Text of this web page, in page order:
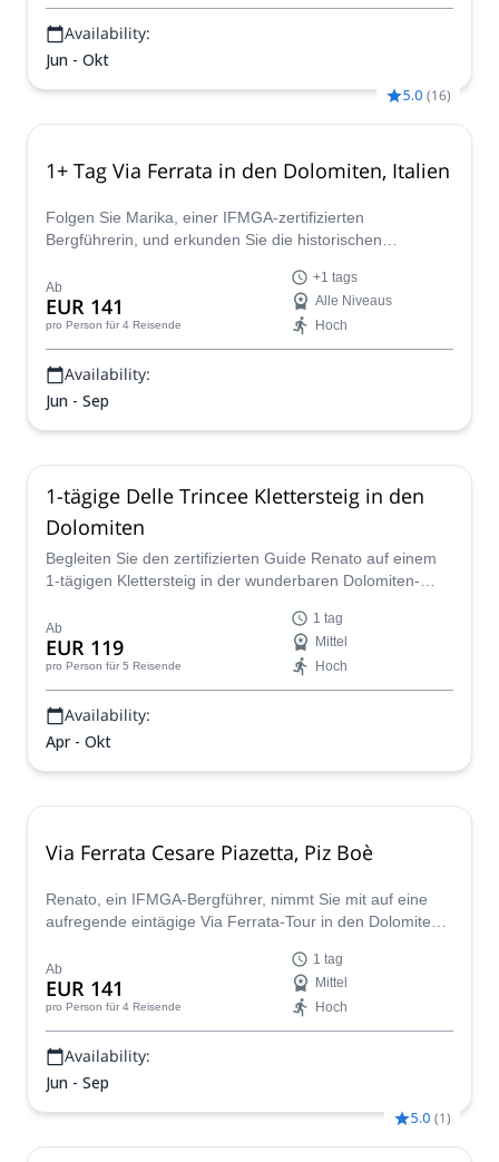
Availability:
Jun - Okt
5.0 (16)
1+ Tag Via Ferrata in den Dolomiten, Italien
Folgen Sie Marika, einer IFMGA-zertifizierten
Bergführerin, und erkunden Sie die historischen
sich ihr für einen oder mehrere Tage anschließen!
Ab
EUR 141
pro Person für 4 Reisende
+1 tags
Alle Niveaus
Hoch
Availability:
Jun - Sep
1-tägige Delle Trincee Klettersteig in den
Dolomiten
Begleiten Sie den zertifizierten Guide Renato auf einem
1-tägigen Klettersteig in der wunderbaren Dolomiten-
Ab
EUR 119
pro Person für 5 Reisende
1 tag
Mittel
Hoch
Availability:
Apr - Okt
Via Ferrata Cesare Piazetta, Piz Boè
Renato, ein IFMGA-Bergführer, nimmt Sie mit auf eine
aufregende eintägige Via Ferrata-Tour in den Dolomiten,
erklimmen.
Ab
EUR 141
pro Person für 4 Reisende
1 tag
Mittel
Hoch
Availability:
Jun - Sep
5.0 (1)